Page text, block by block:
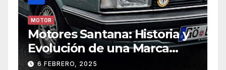
MOTOR
Motores Santana: Historia y
Evolución de una Marca
Icónica
6 FEBRERO, 2025